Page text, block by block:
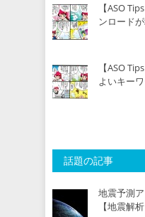
【ASO
ンロード
【ASO
よいキー
話題の記事
地震予測
【地震解